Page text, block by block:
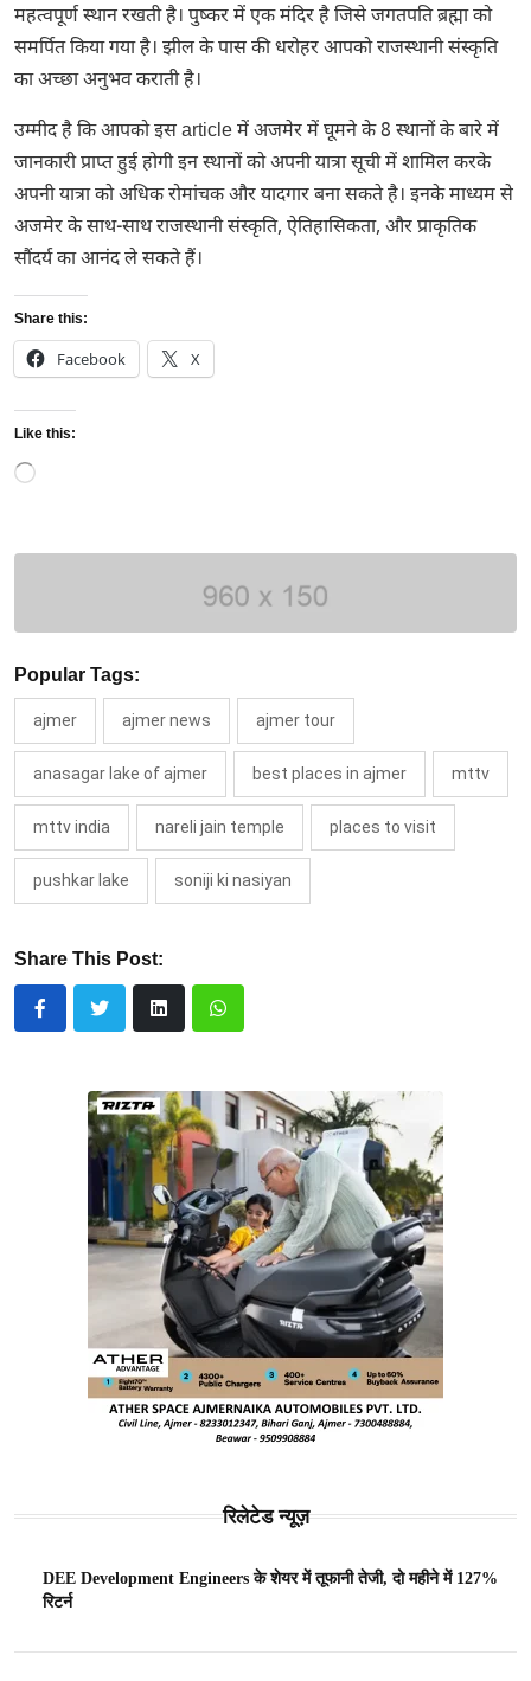
महत्वपूर्ण स्थान रखती है। पुष्कर में एक मंदिर है जिसे जगतपति ब्रह्मा को
समर्पित किया गया है। झील के पास की धरोहर आपको राजस्थानी संस्कृति
का अच्छा अनुभव कराती है।
उम्मीद है कि आपको इस article में अजमेर में घूमने के 8 स्थानों के बारे में
जानकारी प्राप्त हुई होगी इन स्थानों को अपनी यात्रा सूची में शामिल करके
अपनी यात्रा को अधिक रोमांचक और यादगार बना सकते है। इनके माध्यम से
अजमेर के साथ-साथ राजस्थानी संस्कृति, ऐतिहासिकता, और प्राकृतिक
सौंदर्य का आनंद ले सकते हैं।
Share this:
Facebook X
Like this:
Loading…
Popular Tags:
ajmer ajmer news ajmer tour
anasagar lake of ajmer best places in ajmer mttv
mttv india nareli jain temple places to visit
pushkar lake soniji ki nasiyan
Share This Post:
रिलेटेड न्यूज़
DEE Development Engineers के शेयर में तूफानी तेजी, दो महीने में 127%
रिटर्न